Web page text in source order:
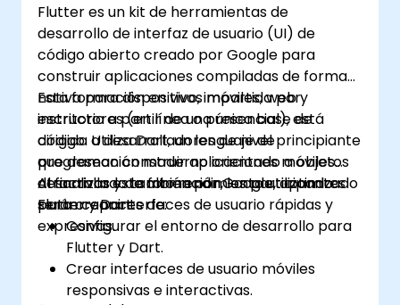
Flutter es un kit de herramientas de
desarrollo de interfaz de usuario (UI) de
código abierto creado por Google para
construir aplicaciones compiladas de forma
nativa para dispositivos móviles, web y
escritorio a partir de una única base de
código. Utiliza Dart, un lenguaje de
programación moderno orientado a objetos
desarrollado también por Google, optimizado
para crear interfaces de usuario rápidas y
expresivas.
Esta formación en vivo, impartida por
instructores (en línea o presencial), está
dirigida a desarrolladores de nivel principiante
que desean construir aplicaciones móviles
atractivas y de alto rendimiento utilizando
Flutter y Dart.
Al finalizar esta formación, los participantes
serán capaces de:
Configurar el entorno de desarrollo para
Flutter y Dart.
Crear interfaces de usuario móviles
responsivas e interactivas.